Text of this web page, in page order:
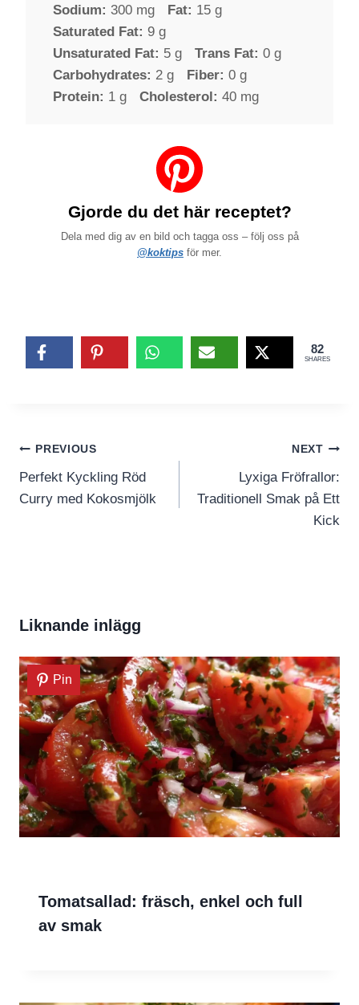
Sodium: 300 mg Fat: 15 g
Saturated Fat: 9 g
Unsaturated Fat: 5 g Trans Fat: 0 g
Carbohydrates: 2 g Fiber: 0 g
Protein: 1 g Cholesterol: 40 mg
Gjorde du det här receptet?
Dela med dig av en bild och tagga oss – följ oss på
@koktips för mer.
82
SHARES
Inläggsnavigering
PREVIOUS
Perfekt Kyckling Röd
Curry med Kokosmjölk
NEXT
Lyxiga Fröfrallor:
Traditionell Smak på Ett
Kick
Liknande inlägg
Pin
Tomatsallad: fräsch, enkel och full
av smak